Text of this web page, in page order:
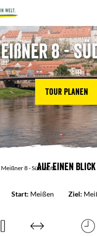
8 -
Tour planen
Meißner 8 - SüdrouteAuf einen Blick
Start: Meißen Ziel: